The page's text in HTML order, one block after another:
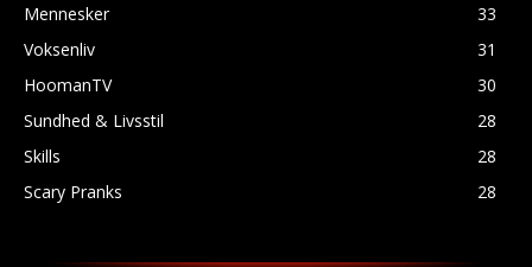
Mennesker
33
Voksenliv
31
HoomanTV
30
Sundhed & Livsstil
28
Skills
28
Scary Pranks
28